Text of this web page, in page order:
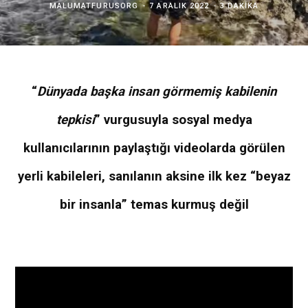
MALUMATFURUSORG 7 ARALIK 2022 3 DAKIKA
“Dünyada başka insan görmemiş kabilenin
tepkisi” vurgusuyla sosyal medya
kullanıcılarının paylaştığı videolarda görülen
yerli kabileleri, sanılanın aksine ilk kez “beyaz
bir insanla” temas kurmuş değil